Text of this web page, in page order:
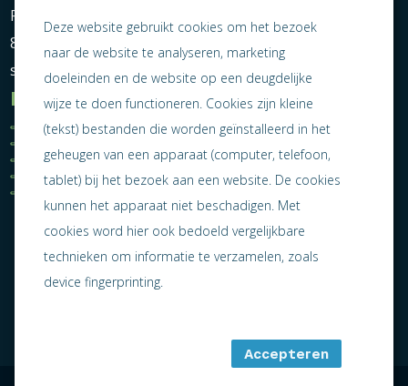
Postbus 464
8600 AL Sneek
secretariaat@ondernemendsneek.nl
Informatie
Ledenoverzicht
Algemene voorwaarden
Privacy statement
Jaarverslag 2025
Nieuws
Lid worden
Contact
Deze website gebruikt cookies om het bezoek
naar de website te analyseren, marketing
doeleinden en de website op een deugdelijke
wijze te doen functioneren. Cookies zijn kleine
(tekst) bestanden die worden geïnstalleerd in het
geheugen van een apparaat (computer, telefoon,
tablet) bij het bezoek aan een website. De cookies
kunnen het apparaat niet beschadigen. Met
cookies word hier ook bedoeld vergelijkbare
technieken om informatie te verzamelen, zoals
device fingerprinting.
Accepteren